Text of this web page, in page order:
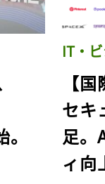
IT・
【
セキ
足。
ィ向